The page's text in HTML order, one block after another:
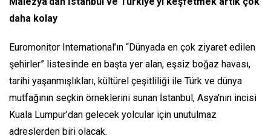
daha kolay
Euromonitor International’ın “Dünyada en çok ziyaret edilen
şehirler” listesinde en başta yer alan, eşsiz boğaz havası,
tarihi yaşanmışlıkları, kültürel çeşitliliği ile Türk ve dünya
mutfağının seçkin örneklerini sunan İstanbul, Asya’nın incisi
Kuala Lumpur’dan gelecek yolcular için unutulmaz
adreslerden biri olacak.